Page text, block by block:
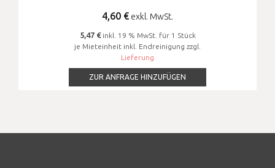
4,60 € exkl. MwSt.
5,47 €inkl. 19 % MwSt. für 1 Stück
je Mieteinheit inkl. Endreinigung zzgl.
Lieferung
ZUR ANFRAGE HINZUFÜGEN